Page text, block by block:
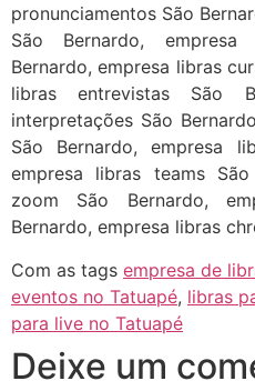
pronunciamentos São
São Bernardo,
Bernardo, empresa libras
libras entrevistas São
interpretações São
São Bernardo, empresa
empresa libras teams
zoom São Bernardo,
Bernardo, empresa libras
Com as tags empresa de
eventos no Tatuapé, libras
para live no Tatuapé
Deixe um